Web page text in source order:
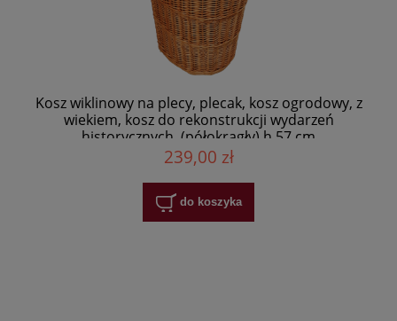
Kosz wiklinowy na plecy, plecak, kosz ogrodowy, z
wiekiem, kosz do rekonstrukcji wydarzeń
historycznych, (półokrągły) h 57 cm
239,00 zł
do koszyka